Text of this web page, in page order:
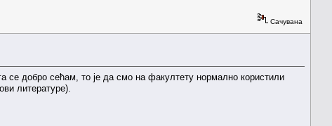
Сачувана
се добро сећам, то је да смо на факултету нормално користили
литературе).